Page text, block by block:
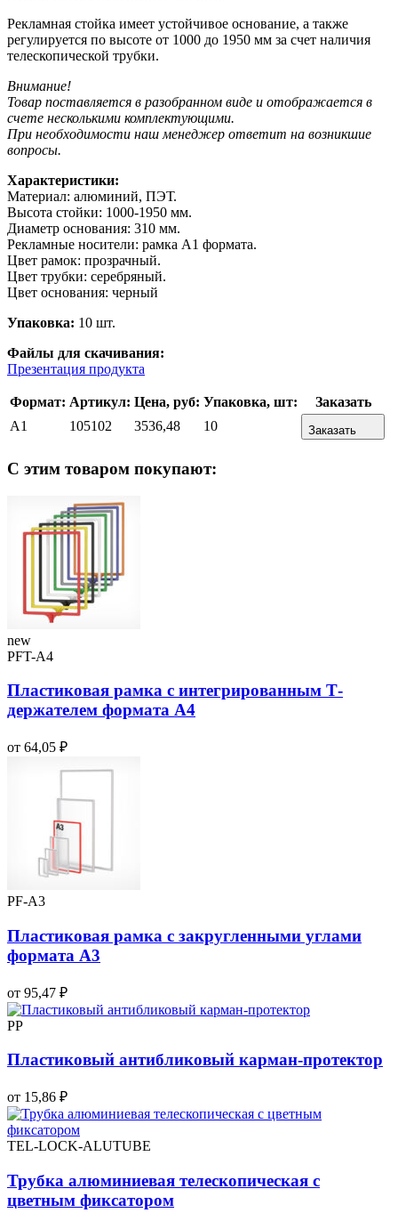
Рекламная стойка имеет устойчивое основание, а также
регулируется по высоте от 1000 до 1950 мм за счет наличия
телескопической трубки.
Внимание!
Товар поставляется в разобранном виде и отображается в
счете несколькими комплектующими.
При необходимости наш менеджер ответит на возникшие
вопросы.
Характеристики:
Материал: алюминий, ПЭТ.
Высота стойки: 1000-1950 мм.
Диаметр основания: 310 мм.
Рекламные носители: рамка А1 формата.
Цвет рамок: прозрачный.
Цвет трубки: серебряный.
Цвет основания: черный
Упаковка: 10 шт.
Файлы для скачивания:
Презентация продукта
Формат: Артикул: Цена, руб: Упаковка, шт:
Заказать
А1
105102 3536,48 10 Заказать
С этим товаром покупают:
new
PFT-A4
Пластиковая рамка с интегрированным Т-
держателем формата А4
от 64,05 ₽
PF-A3
Пластиковая рамка с закругленными углами
формата А3
от 95,47 ₽
PP
Пластиковый антибликовый карман-протектор
от 15,86 ₽
TEL-LOCK-ALUTUBE
Трубка алюминиевая телескопическая с
цветным фиксатором